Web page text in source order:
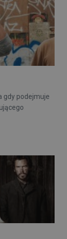
gdy podejmuje